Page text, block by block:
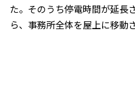
た。そのうち停電時間が延長
ら、事務所全体を屋上に移動